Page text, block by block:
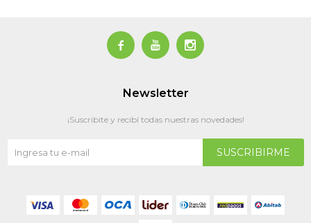
  
Newsletter
¡Suscribite y recibí todas nuestras novedades!
SUSCRIBIRME